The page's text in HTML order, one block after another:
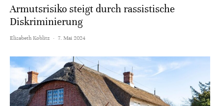
Armutsrisiko steigt durch rassistische
Diskriminierung
Elisabeth Koblitz · 7. Mai 2024